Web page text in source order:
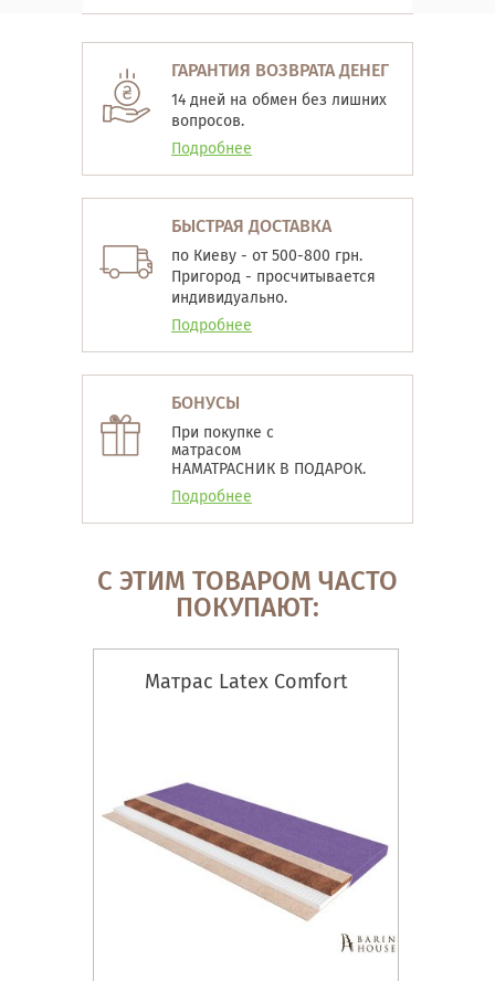
ГАРАНТИЯ ВОЗВРАТА ДЕНЕГ
14 дней на обмен без лишних
вопросов.
Подробнее
БЫСТРАЯ ДОСТАВКА
по Киеву - от 500-800 грн.
Пригород - просчитывается
индивидуально.
Подробнее
БОНУСЫ
При покупке с
матрасом
НАМАТРАСНИК В ПОДАРОК.
Подробнее
С ЭТИМ ТОВАРОМ ЧАСТО
ПОКУПАЮТ:
Матрас Latex Comfort